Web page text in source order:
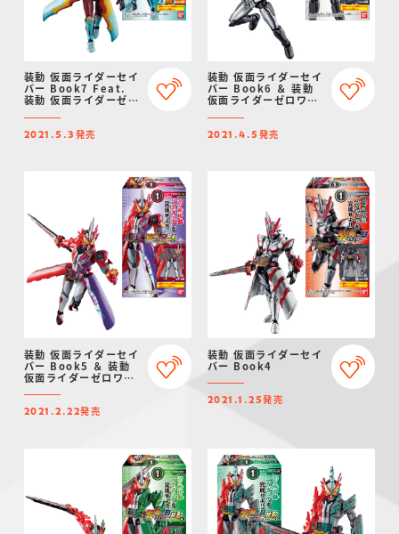
装動 仮面ライダーセイ
バー Book7 Feat.
装動 仮面ライダーゼロ
2021.5.3 発売
装動 仮面ライダーセイ
バー Book6 ＆ 装動
仮面ライダーゼロワン
ジオウ VS 仮面ライダ
ーディケイド
2021.4.5 発売
装動 仮面ライダーセイ
バー Book5 ＆ 装動
仮面ライダーゼロワン
イド
2021.2.22発売
装動 仮面ライダーセイ
バー Book4
2021.1.25発売